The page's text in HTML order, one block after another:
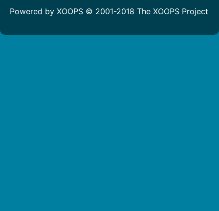
Powered by XOOPS © 2001-2018 The XOOPS Project